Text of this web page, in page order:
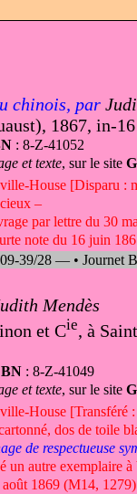
chinois, par
1867, in-
: 8-Z-41052
et texte, sur le site
House [Disparu :
–
par lettre du 30
note du 16 juin
39/28 — • Journet
Mendès
et Cie, à
: 8-Z-41049
et texte, sur le site
House [Transféré
dos de toile
de respectueuse
un autre exemplaire
1869 (M14, 1279)